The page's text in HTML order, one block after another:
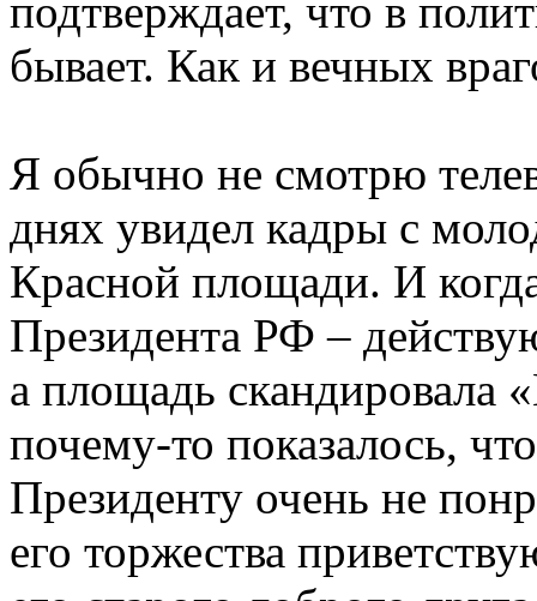
подтверждает, что в
бывает. Как и вечных
Я обычно не смотрю
днях увидел кадры с
Красной площади. И
Президента РФ –
а площадь
почему-то показалось,
Президенту очень не
его торжества